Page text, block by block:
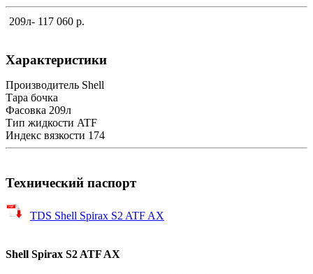
209л- 117 060 р.
Характеристики
Производитель Shell
Тара бочка
Фасовка 209л
Тип жидкости ATF
Индекс вязкости 174
Технический паспорт
TDS Shell Spirax S2 ATF AX
Shell Spirax S2 ATF AX